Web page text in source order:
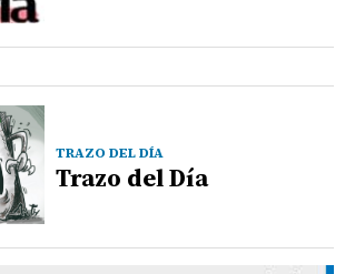
TRAZO DEL DÍA
Trazo del Día